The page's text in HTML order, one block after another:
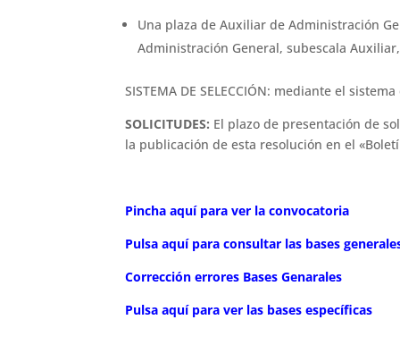
Una plaza de Auxiliar de Administración
Administración General, subescala Auxiliar,
SISTEMA DE SELECCIÓN: mediante el sistema
SOLICITUDES: El plazo de presentación de
la publicación de esta resolución en el
Pincha aquí para ver la convocatoria
Pulsa aquí para consultar las bases
Corrección errores Bases Genarales
Pulsa aquí para ver las bases específicas